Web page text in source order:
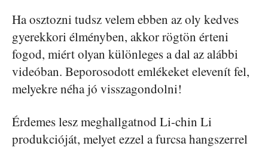
Ha osztozni tudsz velem ebben az oly kedves
gyerekkori élményben, akkor rögtön érteni
fogod, miért olyan különleges a dal az alábbi
videóban. Beporosodott emlékeket elevenít fel,
melyekre néha jó visszagondolni!
Érdemes lesz meghallgatnod Li-chin Li
produkcióját, melyet ezzel a furcsa hangszerrel